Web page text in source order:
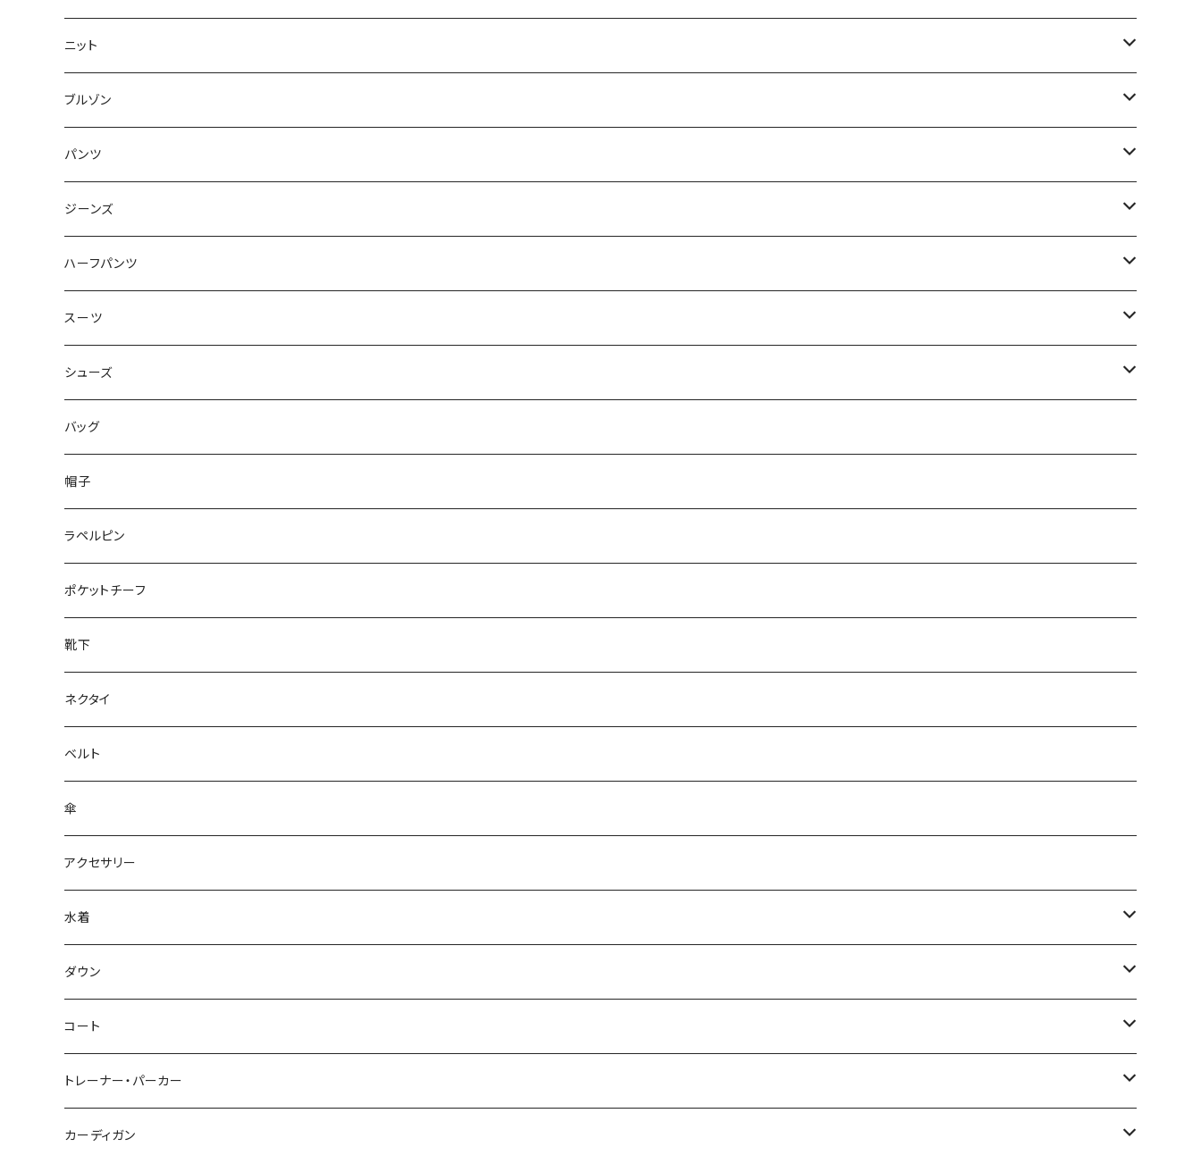
50/XL～
48/L
50/XL～
46/M
48/L
50/XL～
～44/S
46/M
48/L
50/XL～
ニット
～44/S
46/M
48/L
50/XL～
ブルゾン
～44/S
46/M
48/L
50/XL～
パンツ
～44/S
46/M
48/L
50/XL～
ジーンズ
～44/S
46/M
48/L
50/XL～
ハーフパンツ
～44/S
46/M
48/L
50/XL～
スーツ
～44/S
46/M
48/L
50/XL～
シューズ
～25.5cm
26cm～
27cm～
28cm～
バッグ
帽子
ラペルピン
ポケットチーフ
靴下
ネクタイ
ベルト
傘
アクセサリー
水着
～44/S
46/M
48/L
50/XL～
ダウン
～44/S
46/M
48/L
コート
～44/S
46/M
トレーナー・パーカー
～44/S
カーディガン